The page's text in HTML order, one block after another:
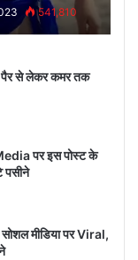
541,810
पैर से लेकर कमर तक
पर इस पोस्ट के
पसीने
मीडिया पर Viral,